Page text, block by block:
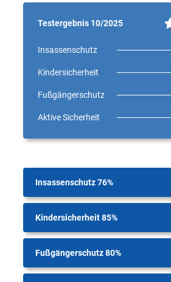
Testergebnis 10/2025
Insassenschutz
Kindersicherheit
Fußgängerschutz
Aktive Sicherheit
Insassenschutz 76%
Kindersicherheit 85%
Fußgängerschutz 80%